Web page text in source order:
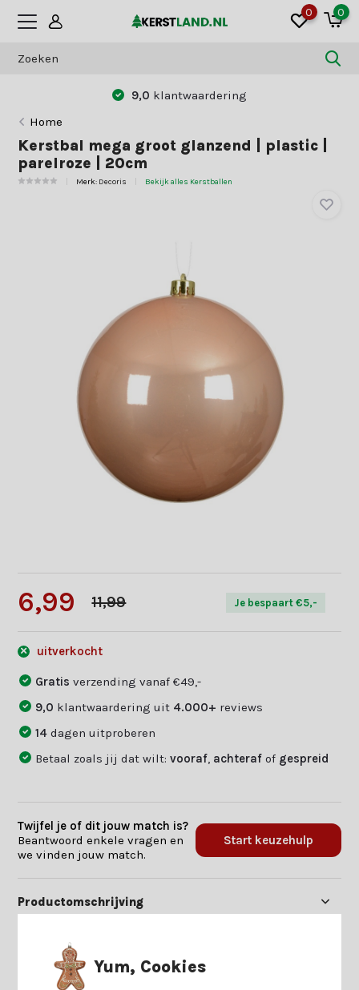
0 0
9,0 klantwaardering
Home
Kerstbal mega groot glanzend | plastic |
parelroze | 20cm
Merk: Decoris Bekijk alles Kerstballen
6,99 11,99 Je bespaart €5,-
uitverkocht
Gratisverzending vanaf €49,-
9,0 klantwaardering uit 4.000+ reviews
14dagen uitproberen
Betaal zoals jij dat wilt:vooraf achteraf of gespreid
Twijfel je of dit jouw match is?
Beantwoord enkele vragen en
we vinden jouw match.
Start keuzehulp
Productomschrijving
Specificaties
Yum, Cookies